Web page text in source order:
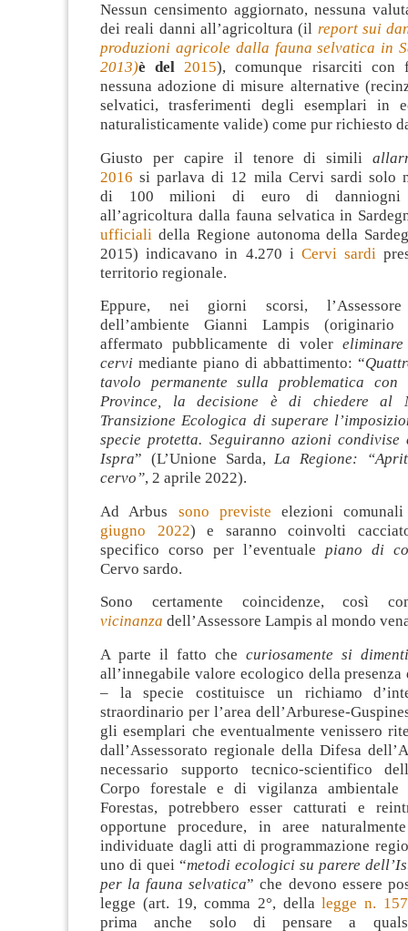
Nessun censimento aggiornato, nessuna
dei reali danni all’agricoltura (il report sui
produzioni agricole dalla fauna selvatica in
2013)è del2015), comunque risarciti con
nessuna adozione di misure alternative
selvatici, trasferimenti degli esemplari in
naturalisticamente valide) come pur richiesto
Giusto per capire il tenore di simili
2016 si parlava di 12 mila Cervi sardi solo
di 100 milioni di euro di danniogni
all’agricoltura dalla fauna selvatica in
ufficiali della Regione autonoma della
2015) indicavano in 4.270 i Cervi sardi
territorio regionale.
Eppure, nei giorni scorsi,
dell’ambiente Gianni Lampis
affermato pubblicamente di voler
cervi mediante piano di abbattimento: “
tavolo permanente sulla problematica
Province, la decisione è di chiedere al
Transizione Ecologica di superare
specie protetta. Seguiranno azioni condivise
Ispra” (L’Unione Sarda,La Regione:
cervo”, 2 aprile 2022).
Ad Arbus sono previste elezioni
giugno 2022) e saranno coinvolti
specifico corso per l’eventuale piano di
Cervo sardo.
Sono certamente coincidenze, così
vicinanza dell’Assessore Lampis al mondo
A parte il fatto che curiosamente si
all’innegabile valore ecologico della presenza
– la specie costituisce un richiamo
straordinario per l’area dell’Arburese-
gli esemplari che eventualmente venissero
dall’Assessorato regionale della Difesa
necessario supporto tecnico-scientifico
Corpo forestale e di vigilanza ambientale
Forestas, potrebbero esser catturati e
opportune procedure, in aree
individuate dagli atti di programmazione
uno di quei “metodi ecologici su parere
per la fauna selvatica” che devono essere
legge (art. 19, comma 2°, dellalegge n.
prima anche solo di pensare a